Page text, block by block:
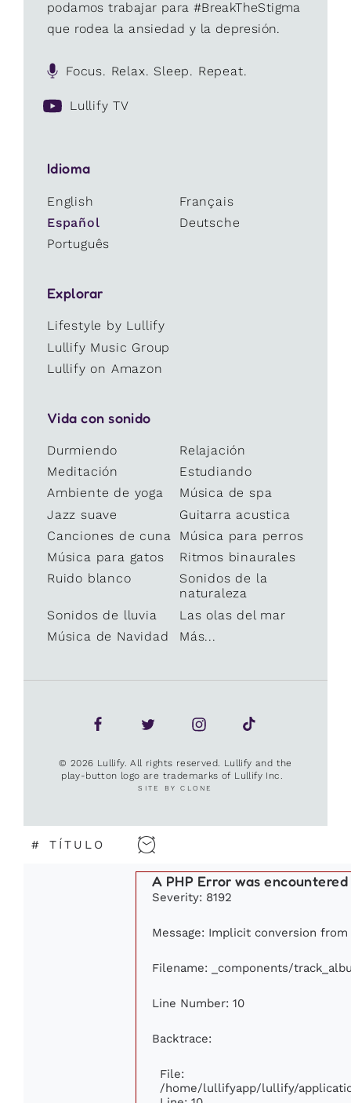
podamos trabajar para #BreakTheStigma
que rodea la ansiedad y la depresión.
Focus. Relax. Sleep. Repeat.
Lullify TV
Idioma
English
Français
Español
Deutsche
Português
Explorar
Lifestyle by Lullify
Lullify Music Group
Lullify on Amazon
Vida con sonido
Durmiendo
Relajación
Meditación
Estudiando
Ambiente de yoga
Música de spa
Jazz suave
Guitarra acustica
Canciones de cuna
Música para perros
Música para gatos
Ritmos binaurales
Ruido blanco
Sonidos de la
naturaleza
Sonidos de lluvia
Las olas del mar
Música de Navidad
Más...
© 2026 Lullify. All rights reserved. Lullify and the
play-button logo are trademarks of Lullify Inc.
SITE BY CLONE
# TÍTULO
A PHP Error was encountered
Severity: 8192
Message: Implicit conversion
Filename: _components/
Line Number: 10
Backtrace:
File:
/home/lullifyapp/lullify/